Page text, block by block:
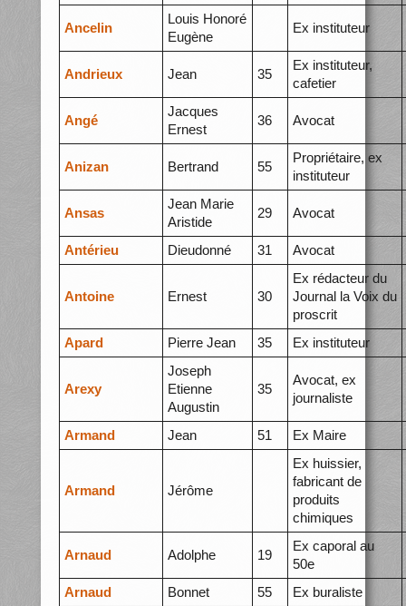
Ancelin
Louis Honoré
Eugène
Ex instituteur
Andrieux Jean 35
Ex instituteur,
cafetier
Angé
Jacques
Ernest
36 Avocat
Anizan Bertrand 55
Propriétaire, ex
instituteur
Ansas
Jean Marie
Aristide
29 Avocat
Antérieu Dieudonné 31 Avocat
Antoine Ernest 30
Ex rédacteur du
Journal la Voix du
proscrit
Apard
Pierre Jean 35 Ex instituteur
Arexy
Joseph
Etienne
Augustin
35
Avocat, ex
journaliste
Armand Jean 51 Ex Maire
Armand Jérôme
Ex huissier,
fabricant de
produits
chimiques
Arnaud Adolphe 19
Ex caporal au
50e
Arnaud
Bonnet 55
Ex buraliste